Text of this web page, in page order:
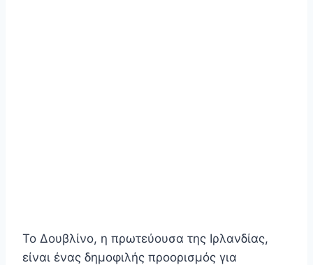
Το Δουβλίνο, η πρωτεύουσα της Ιρλανδίας,
είναι ένας δημοφιλής προορισμός για